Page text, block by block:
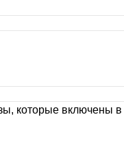
которые включены в